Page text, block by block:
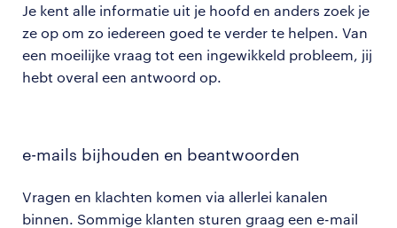
Je kent alle informatie uit je hoofd en anders zoek je
ze op om zo iedereen goed te verder te helpen. Van
een moeilijke vraag tot een ingewikkeld probleem, jij
hebt overal een antwoord op.
e-mails bijhouden en beantwoorden
Vragen en klachten komen via allerlei kanalen
binnen. Sommige klanten sturen graag een e-mail